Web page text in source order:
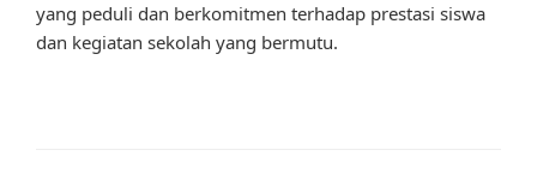
yang peduli dan berkomitmen terhadap prestasi siswa
dan kegiatan sekolah yang bermutu.